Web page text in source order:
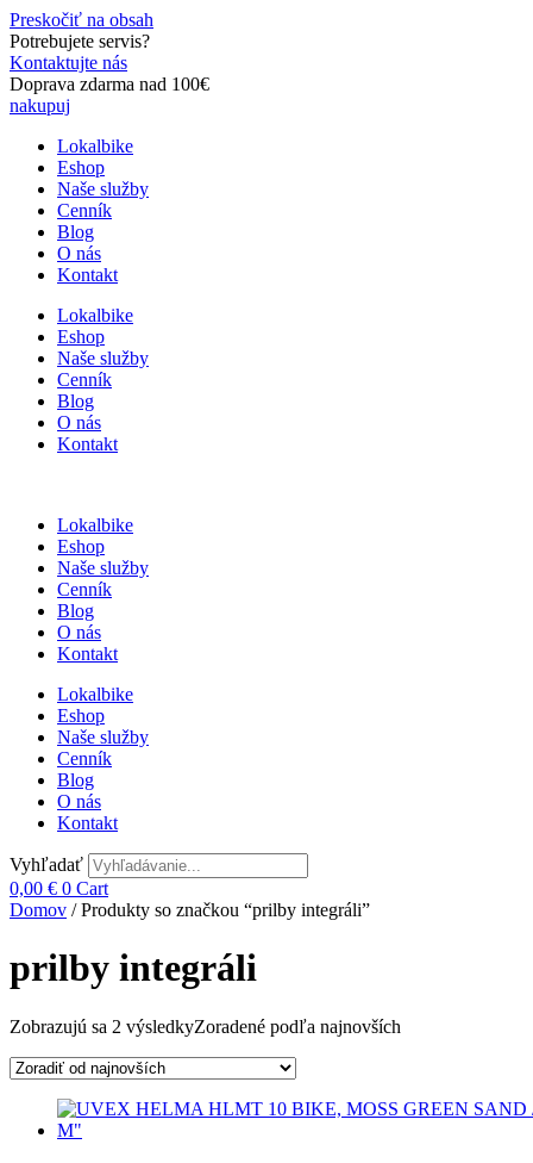
Preskočiť na obsah
Potrebujete servis?
Kontaktujte nás
Doprava zdarma nad 100€
nakupuj
Lokalbike
Eshop
Naše služby
Cenník
Blog
O nás
Kontakt
Lokalbike
Eshop
Naše služby
Cenník
Blog
O nás
Kontakt
Lokalbike
Eshop
Naše služby
Cenník
Blog
O nás
Kontakt
Lokalbike
Eshop
Naše služby
Cenník
Blog
O nás
Kontakt
Vyhľadať
0,00 € 0 Cart
Domov / Produkty so značkou “prilby integráli”
prilby integráli
Zobrazujú sa 2 výsledkyZoradené podľa najnovších